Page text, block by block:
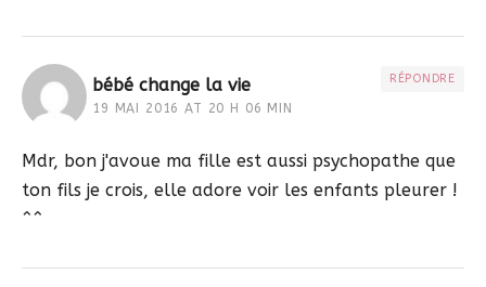
bébé change la vie
19 MAI 2016 AT 20 H 06 MIN
RÉPONDRE
Mdr, bon j'avoue ma fille est aussi psychopathe que
ton fils je crois, elle adore voir les enfants pleurer !
^^